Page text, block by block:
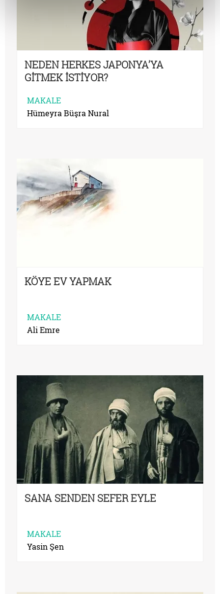
NEDEN HERKES JAPONYA’YA
GİTMEK İSTİYOR?
MAKALE
Hümeyra Büşra Nural
KÖYE EV YAPMAK
MAKALE
Ali Emre
SANA SENDEN SEFER EYLE
MAKALE
Yasin Şen